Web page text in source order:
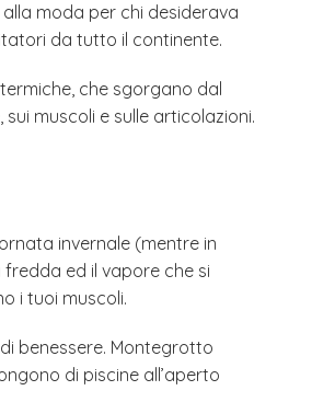
moda per chi desiderava
da tutto il continente.
che sgorgano dal
muscoli e sulle articolazioni.
invernale (mentre in
ed il vapore che si
i tuoi muscoli.
benessere. Montegrotto
di piscine all’aperto